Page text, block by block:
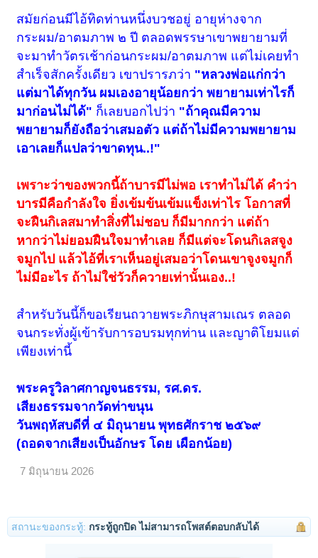
สมัยก่อนมีไอ้ทิดท่านหนึ่งบวชอยู่ อายุห่างจาก
กระผม/อาตมภาพ ๒ ปี ตลอดพรรษาเขาพยายามที่
จะมาทำวัตรเช้าก่อนกระผม/อาตมภาพ แต่ไม่เคยทำ
สำเร็จสักครั้งเดียว เขาปรารภว่า "หลวงพ่อแก่กว่า
แต่มาได้ทุกวัน ผมเองอายุน้อยกว่า พยายามเท่าไรก็
มาก่อนไม่ได้" ก็เลยบอกไปว่า "ถ้าคุณมีความ
พยายามก็ยังถือว่าเสมอตัว แต่ถ้าไม่มีความพยายาม
เอาเลยก็แปลว่าขาดทุน..!"
เพราะว่าของพวกนี้ถ้าบารมีไม่พอ เราทำไม่ได้ คำว่า
บารมีคือกำลังใจ ยิ่งเข้มข้นเข้มแข็งเท่าไร โอกาสที่
จะฝืนกิเลสมาทำสิ่งที่ไม่ชอบ ก็มีมากกว่า แต่ถ้า
หากว่าไม่ยอมฝืนใจมาทำเลย ก็มีแต่จะโดนกิเลสจูง
จมูกไป แล้วไอ้ที่เราเห็นอยู่เสมอว่าโดนเขาจูงจมูกก็
ไม่มีอะไร ถ้าไม่ใช่วัวก็ควายเท่านั้นเอง..!
สำหรับวันนี้ก็ขอเรียนถวายพระภิกษุสามเณร ตลอด
จนกระทั่งผู้เข้ารับการอบรมทุกท่าน และญาติโยมแต่
เพียงเท่านี้
พระครูวิลาศกาญจนธรรม, รศ.ดร.
เสียงธรรมจากวัดท่าขนุน
วันพฤหัสบดีที่ ๔ มิถุนายน พุทธศักราช ๒๕๖๙
(ถอดจากเสียงเป็นอักษร โดย เผือกน้อย)
7 มิถุนายน 2026
สถานะของกระทู้: กระทู้ถูกปิด ไม่สามารถโพสต์ตอบกลับได้